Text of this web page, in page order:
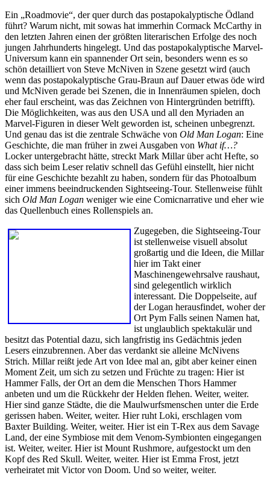
Ein „Roadmovie“, der quer durch das postapokalyptische Ödland
führt? Warum nicht, mit sowas hat immerhin Cormack McCarthy in
den letzten Jahren einen der größten literarischen Erfolge des noch
jungen Jahrhunderts hingelegt. Und das postapokalyptische Marvel-
Universum kann ein spannender Ort sein, besonders wenn es so
schön detailliert von Steve McNiven in Szene gesetzt wird (auch
wenn das postapokalyptische Grau-Braun auf Dauer etwas öde wird
und McNiven gerade bei Szenen, die in Innenräumen spielen, doch
eher faul erscheint, was das Zeichnen von Hintergründen betrifft).
Die Möglichkeiten, was aus den USA und all den Myriaden an
Marvel-Figuren in dieser Welt geworden ist, scheinen unbegrenzt.
Und genau das ist die zentrale Schwäche von Old Man Logan: Eine
Geschichte, die man früher in zwei Ausgaben von What if…?
Locker untergebracht hätte, streckt Mark Millar über acht Hefte, so
dass sich beim Leser relativ schnell das Gefühl einstellt, hier nicht
für eine Geschichte bezahlt zu haben, sondern für das Photoalbum
einer immens beeindruckenden Sightseeing-Tour. Stellenweise fühlt
sich Old Man Logan weniger wie eine Comicnarrative und eher wie
das Quellenbuch eines Rollenspiels an.
Zugegeben, die Sightseeing-Tour
ist stellenweise visuell absolut
großartig und die Ideen, die Millar
hier im Takt einer
Maschinengewehrsalve raushaut,
sind gelegentlich wirklich
interessant. Die Doppelseite, auf
der Logan herausfindet, woher der
Ort Pym Falls seinen Namen hat,
ist unglaublich spektakulär und
besitzt das Potential dazu, sich langfristig ins Gedächtnis jeden
Lesers einzubrennen. Aber das verdankt sie alleine McNivens
Strich. Millar reißt jede Art von Idee mal an, gibt aber keiner einen
Moment Zeit, um sich zu setzen und Früchte zu tragen: Hier ist
Hammer Falls, der Ort an dem die Menschen Thors Hammer
anbeten und um die Rückkehr der Helden flehen. Weiter, weiter.
Hier sind ganze Städte, die die Maulwurfsmenschen unter die Erde
gerissen haben. Weiter, weiter. Hier ruht Loki, erschlagen vom
Baxter Building. Weiter, weiter. Hier ist ein T-Rex aus dem Savage
Land, der eine Symbiose mit dem Venom-Symbionten eingegangen
ist. Weiter, weiter. Hier ist Mount Rushmore, aufgestockt um den
Kopf des Red Skull. Weiter, weiter. Hier ist Emma Frost, jetzt
verheiratet mit Victor von Doom. Und so weiter, weiter.